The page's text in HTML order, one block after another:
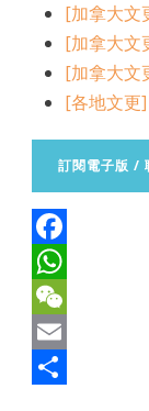
[加拿大文
[加拿大文
[加拿大文
[各地文更
訂閱電子版 /
Facebook
WhatsApp
WeChat
Email